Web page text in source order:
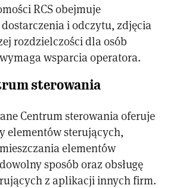
RCS obejmuje
i odczytu, zdjęcia
rozdzielczości dla osób
wsparcia operatora.
sterowania
Centrum sterowania oferuje
elementów sterujących,
elementów
sposób oraz obsługę
z aplikacji innych firm.